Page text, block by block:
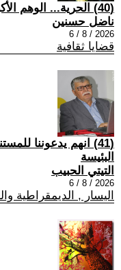
(40) الحرية... الوهم الأكبر
ناضل حسنين
2026 / 8 / 6
قضايا ثقافية
(41) انهم يدعوننا
البئيسة
التيتي الحبيب
2026 / 8 / 6
اليسار , الديمقراطية